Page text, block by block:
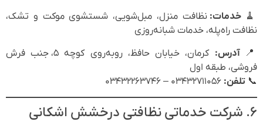
🧹خدمات: نظافت منزل، مبل‌شویی، شستشوی موکت و تشک،
نظافت راه‌پله، خدمات شبانه‌روزی
📍آدرس:
کرمان، خیابان حافظ، روبه‌روی کوچه ۵، جنب فرش
فروشی، طبقه اول
📞 تلفن:
۶. شرکت خدماتی نظافتی درخشش اشکانی